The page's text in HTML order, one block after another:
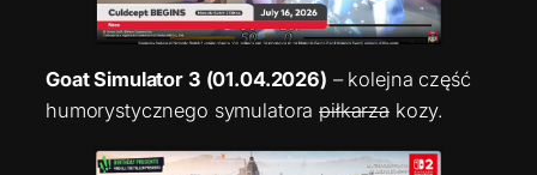
Goat Simulator 3 (01.04.2026) – kolejna część
humorystycznego symulatorapiłkarzakozy.